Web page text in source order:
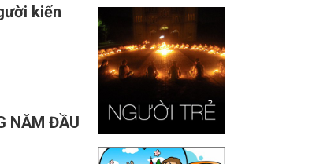
kiến
NĂM ĐẦU